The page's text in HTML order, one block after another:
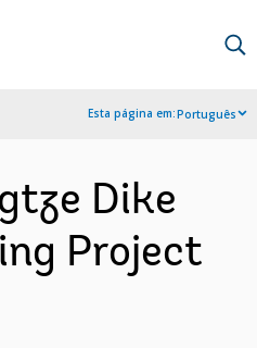
Esta página em:Português
Dike
Project